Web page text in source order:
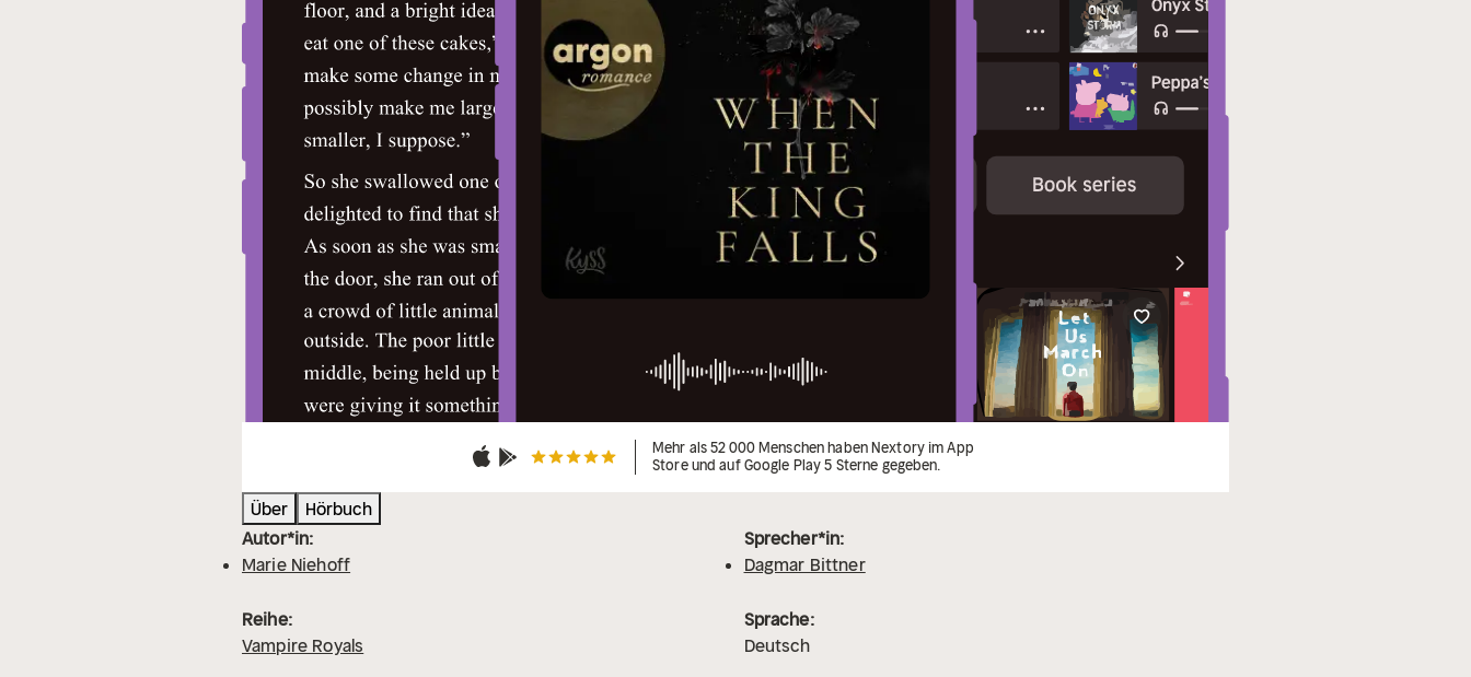
Mehr als 52 000 Menschen haben Nextory im App
Store und auf Google Play 5 Sterne gegeben.
Über
Hörbuch
Autor*in:
Marie Niehoff
Sprecher*in:
Dagmar Bittner
Reihe:
Vampire Royals
Sprache:
Deutsch